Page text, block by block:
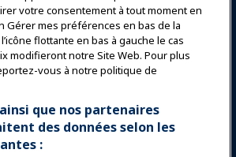
votre consentement à tout moment en
Gérer mes préférences en bas de la
flottante en bas à gauche le cas
modifieront notre Site Web. Pour plus
vous à notre politique de
que nos partenaires
des données selon les
: